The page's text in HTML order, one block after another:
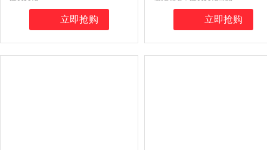
立即抢购 立即抢购